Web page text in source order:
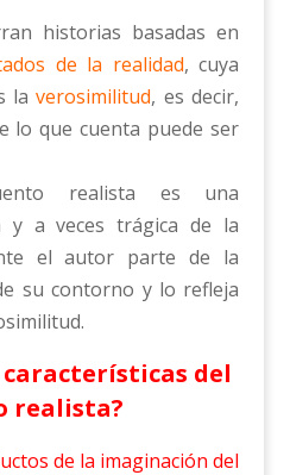
historias basadas en
de la realidad, cuya
laverosimilitud, es decir,
lo que cuenta puede ser
realista es una
y a veces trágica de la
el autor parte de la
su contorno y lo refleja
características del
realista?
de la imaginación del